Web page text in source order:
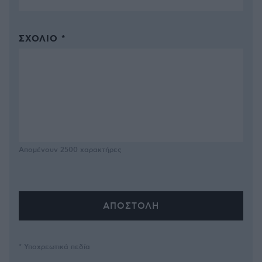
ΣΧΌΛΙΟ *
Απομένουν 2500 χαρακτήρες
* Υποχρεωτικά πεδία